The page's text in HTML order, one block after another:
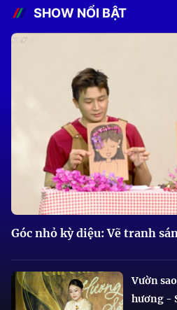
SHOW NỔI BẬT
Góc nhỏ kỳ diệu: Vẽ tranh
Vườn
hương -